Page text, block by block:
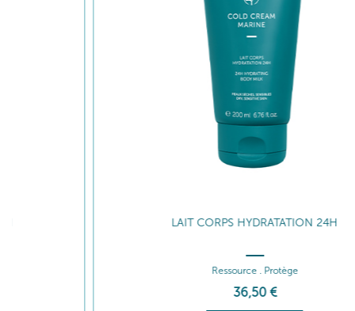
LAIT CORPS HYDRATATION 24H
Ressource . Protège